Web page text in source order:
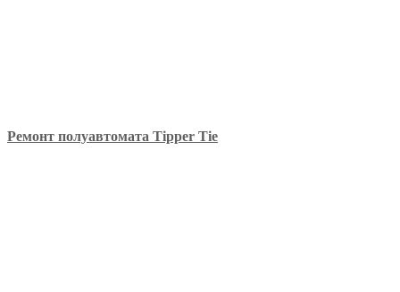
Ремонт полуавтомата Tipper Tie